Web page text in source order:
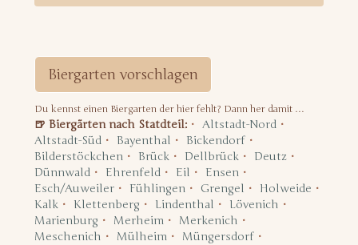
Biergarten vorschlagen
Du kennst einen Biergarten der hier fehlt? Dann her damit …
🍺 Biergärten nach Statdteil:
Altstadt-Nord
Altstadt-Süd
Bayenthal
Bickendorf
Bilderstöckchen
Brück Dellbrück
Deutz
Dünnwald
Ehrenfeld Eil
Ensen
Esch/Auweiler
Fühlingen Grengel
Holweide
Kalk
Klettenberg Lindenthal
Lövenich
Marienburg
Merheim
Merkenich
Meschenich
Mülheim
Müngersdorf